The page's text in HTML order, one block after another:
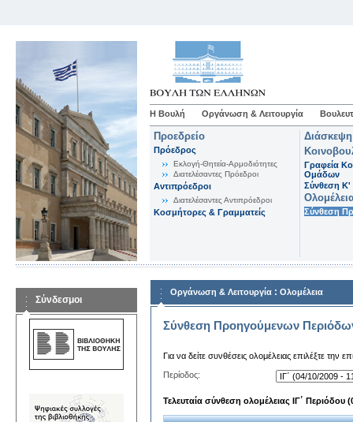
Η Βουλή Οργάνωση & Λειτουργία
Προεδρείο
Πρόεδρος
Εκλογή-Θητεία-Αρμοδιότητες
Διατελέσαντες Πρόεδροι
Αντιπρόεδροι
Διατελέσαντες Αντιπρόεδροι
Κοσμήτορες & Γραμματείς
Γραφεία
Ομάδων
Σύνθεση K'
Σύνθεση
Σύνδεσμοι
Οργάνωση & Λειτουργία : Ολομέλεια
Σύνθεση Προηγούμενων
Για να δείτε συνθέσεις ολομέλειας επιλέξτε την
Περίοδος:
Τελευταία σύνθεση ολομέλειας ΙΓ΄ Περιόδου